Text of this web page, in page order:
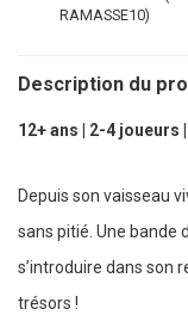
RAMASSE10)
Description du
12+ ans | 2-4 joueurs
Depuis son vaisseau
sans pitié. Une bande
s’introduire dans son
trésors !